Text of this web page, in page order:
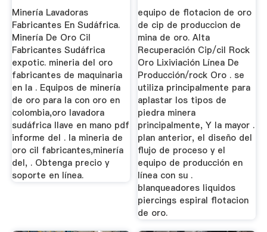
Minería Lavadoras
Fabricantes En Sudáfrica.
Minería De Oro Cil
Fabricantes Sudáfrica
expotic. mineria del oro
fabricantes de maquinaria
en la . Equipos de minería
de oro para la con oro en
colombia,oro lavadora
sudáfrica llave en mano pdf
informe del . la mineria de
oro cil fabricantes,minería
del, . Obtenga precio y
soporte en línea.
equipo de flotacion de oro
de cip de produccion de
mina de oro. Alta
Recuperación Cip/cil Rock
Oro Lixiviación Línea De
Producción/rock Oro . se
utiliza principalmente para
aplastar los tipos de
piedra minera
principalmente, Y la mayor .
plan anterior, el diseño del
flujo de proceso y el
equipo de producción en
línea con su .
blanqueadores liquidos
piercings espiral flotacion
de oro.